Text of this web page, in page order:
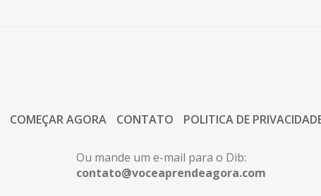
COMEÇAR AGORA CONTATO POLITICA DE
Ou mande um e-mail para o Dib:
contato@voceaprendeagora.com